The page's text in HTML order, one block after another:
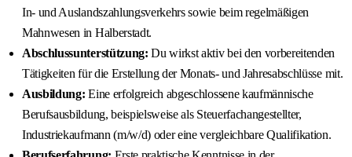
In- und Auslandszahlungsverkehrs sowie beim regelmäßigen
Mahnwesen in Halberstadt.
Abschlussunterstützung: Du wirkst aktiv bei den vorbereitenden
Tätigkeiten für die Erstellung der Monats- und Jahresabschlüsse mit.
Ausbildung: Eine erfolgreich abgeschlossene kaufmännische
Berufsausbildung, beispielsweise als Steuerfachangestellter,
Industriekaufmann (m/w/d) oder eine vergleichbare Qualifikation.